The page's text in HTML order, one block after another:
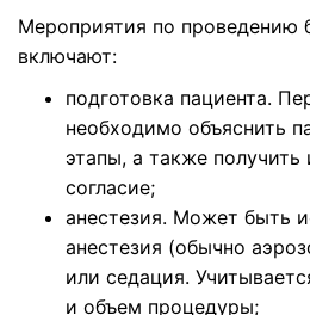
Мероприятия по проведению
включают:
подготовка пациента.
необходимо объяснить
этапы, а также
согласие;
анестезия. Может быть
анестезия (обычно
или седация.
и объем процедуры;